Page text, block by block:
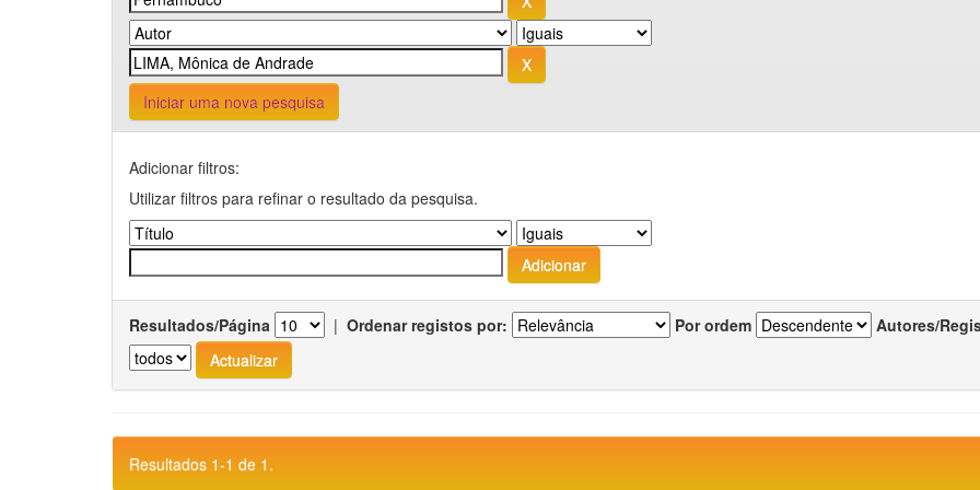
Iniciar uma nova pesquisa
Adicionar filtros:
Utilizar filtros para refinar o resultado da pesquisa.
Resultados/Página | Ordenar registos por: Por ordem Autores/
Resultados 1-1 de 1.